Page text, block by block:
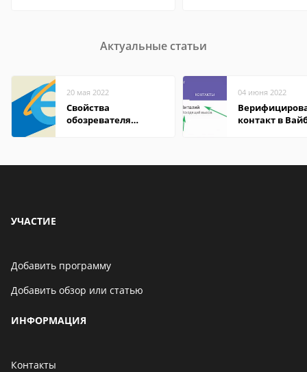
Актуальные статьи
20 мая 2022
Свойства
обозревателя
04 июня 2022
контакт в
УЧАСТИЕ
Добавить программу
Добавить обзор или статью
ИНФОРМАЦИЯ
Контакты